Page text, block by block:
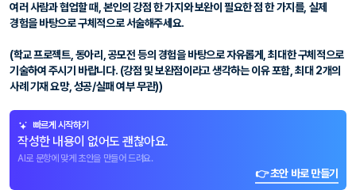
여러 사람과 협업할 때, 본인의 강점 한 가지와 보완이 필요한 점 한 가지를, 실제
경험을 바탕으로 구체적으로 서술해주세요.
(학교 프로젝트, 동아리, 공모전 등의 경험을 바탕으로 자유롭게, 최대한 구체적으로
기술하여 주시기 바랍니다. (강점 및 보완점이라고 생각하는 이유 포함, 최대 2개의
사례 기재 요망, 성공/실패 여부 무관))
빠르게 시작하기
작성한 내용이 없어도 괜찮아요.
AI로 문항에 맞게 초안을 만들어 드려요.
👉 초안 바로 만들기